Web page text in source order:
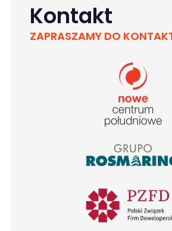
Kontakt
ZAPRASZAMY DO